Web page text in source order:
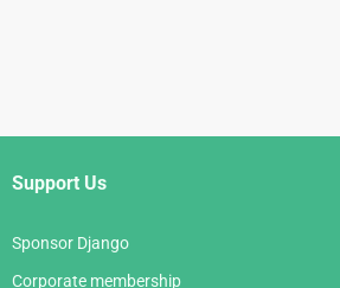
Support Us
Sponsor Django
Corporate membership